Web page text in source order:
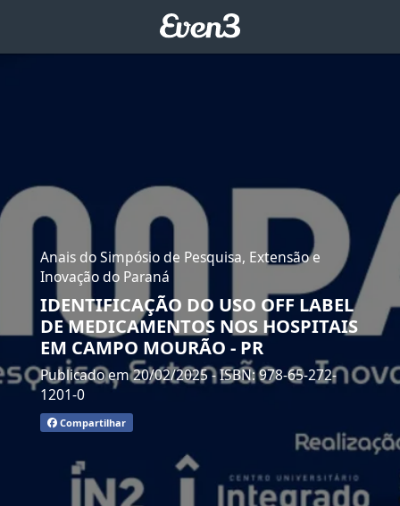
Anais do Simpósio de Pesquisa, Extensão e
Inovação do Paraná
IDENTIFICAÇÃO DO USO OFF LABEL
DE MEDICAMENTOS NOS HOSPITAIS
EM CAMPO MOURÃO - PR
Publicado em 20/02/2025- ISBN: 978-65-272-
1201-0
Compartilhar